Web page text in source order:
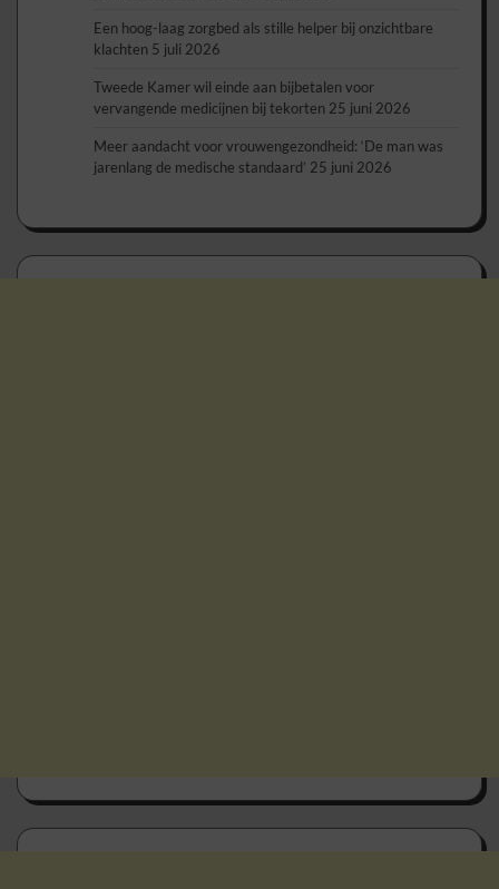
Een hoog-laag zorgbed als stille helper bij onzichtbare
klachten 5 juli 2026
Tweede Kamer wil einde aan bijbetalen voor
vervangende medicijnen bij tekorten 25 juni 2026
Meer aandacht voor vrouwengezondheid: ‘De man was
jarenlang de medische standaard’ 25 juni 2026